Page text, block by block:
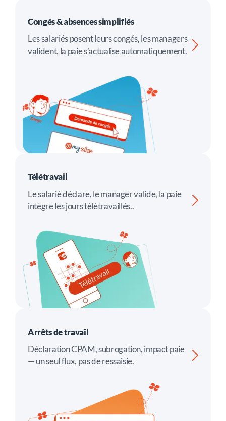
Congés & absences simplifiés
Les salariés posent leurs congés, les managers
valident, la paie s’actualise automatiquement.
Télétravail
Le salarié déclare, le manager valide, la paie
intègre les jours télétravaillés..
Arrêts de travail
Déclaration CPAM, subrogation, impact paie
— un seul flux, pas de ressaisie.